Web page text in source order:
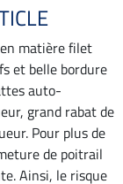
matière filet
et belle bordure
auto-
grand rabat de
Pour plus de
de poitrail
Ainsi, le risque